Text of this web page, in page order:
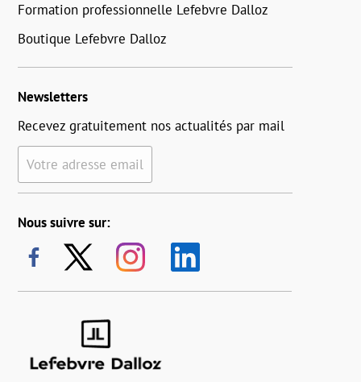
Formation professionnelle Lefebvre Dalloz
Boutique Lefebvre Dalloz
Newsletters
Recevez gratuitement nos actualités par mail
Votre adresse email
Nous suivre sur: